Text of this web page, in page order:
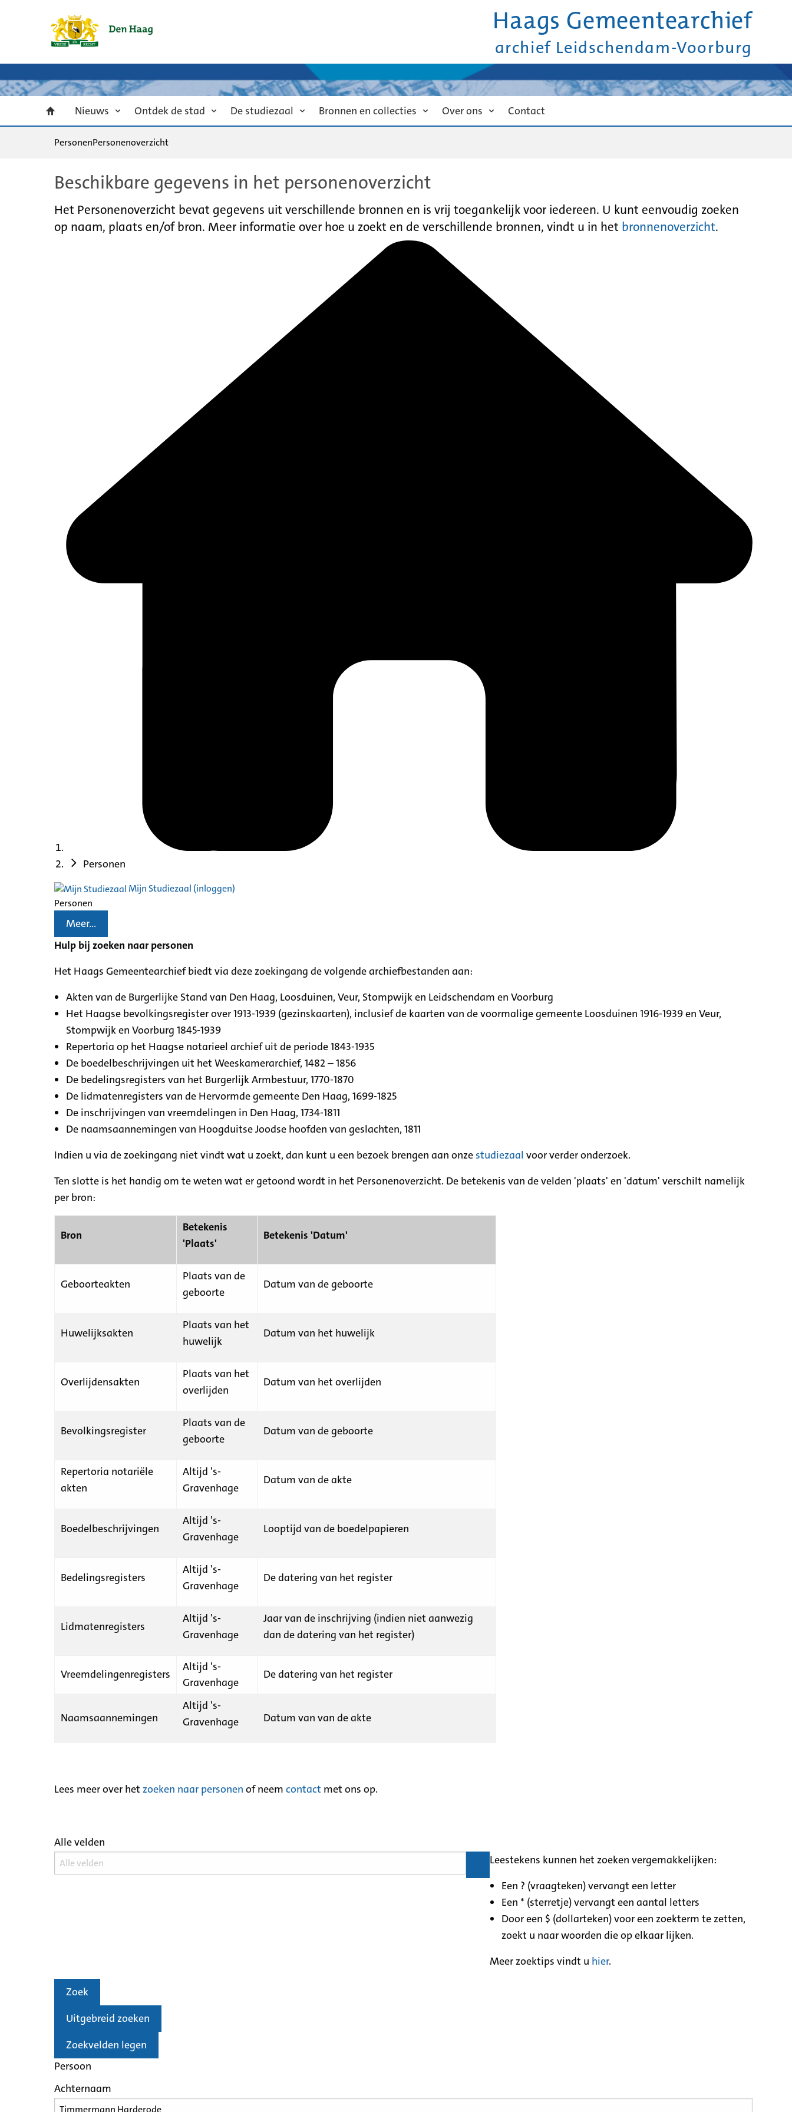
Haags Gemeentearchief
archief Leidschendam-Voorburg
Nieuws Ontdek de stad De studiezaal Bronnen en collecties Over ons Contact
PersonenPersonenoverzicht
Beschikbare gegevens in het personenoverzicht
Het Personenoverzicht bevat gegevens uit verschillende bronnen en is vrij toegankelijk voor iedereen. U kunt eenvoudig zoeken
op naam, plaats en/of bron. Meer informatie over hoe u zoekt en de verschillende bronnen, vindt u in het bronnenoverzicht.
Personen
Mijn Studiezaal (inloggen)
Personen
Meer...
Hulp bij zoeken naar personen
Het Haags Gemeentearchief biedt via deze zoekingang de volgende archiefbestanden aan:
Akten van de Burgerlijke Stand van Den Haag, Loosduinen, Veur, Stompwijk en Leidschendam en Voorburg
Het Haagse bevolkingsregister over 1913-1939 (gezinskaarten), inclusief de kaarten van de voormalige gemeente Loosduinen 1916-1939 en Veur,
Stompwijk en Voorburg 1845-1939
Repertoria op het Haagse notarieel archief uit de periode 1843-1935
De boedelbeschrijvingen uit het Weeskamerarchief, 1482 – 1856
De bedelingsregisters van het Burgerlijk Armbestuur, 1770-1870
De lidmatenregisters van de Hervormde gemeente Den Haag, 1699-1825
De inschrijvingen van vreemdelingen in Den Haag, 1734-1811
De naamsaannemingen van Hoogduitse Joodse hoofden van geslachten, 1811
Indien u via de zoekingang niet vindt wat u zoekt, dan kunt u een bezoek brengen aan onze studiezaal voor verder onderzoek.
Ten slotte is het handig om te weten wat er getoond wordt in het Personenoverzicht. De betekenis van de velden 'plaats' en 'datum' verschilt namelijk
per bron:
Bron
Betekenis
'Plaats'
Betekenis 'Datum'
Geboorteakten
Plaats van de
geboorte
Datum van de geboorte
Huwelijksakten
Plaats van het
huwelijk
Datum van het huwelijk
Overlijdensakten
Plaats van het
overlijden
Datum van het overlijden
Bevolkingsregister
Plaats van de
geboorte
Datum van de geboorte
Repertoria notariële
akten
Altijd 's-
Gravenhage
Datum van de akte
Boedelbeschrijvingen
Altijd 's-
Gravenhage
Looptijd van de boedelpapieren
Bedelingsregisters
Altijd 's-
Gravenhage
De datering van het register
Lidmatenregisters
Altijd 's-
Gravenhage
Jaar van de inschrijving (indien niet aanwezig
dan de datering van het register)
Vreemdelingenregisters
Altijd 's-
Gravenhage
De datering van het register
Naamsaannemingen
Altijd 's-
Gravenhage
Datum van van de akte
Lees meer over het zoeken naar personen of neem contact met ons op.
Alle velden
Leestekens kunnen het zoeken vergemakkelijken:
Een ? (vraagteken) vervangt een letter
Een * (sterretje) vervangt een aantal letters
Door een $ (dollarteken) voor een zoekterm te zetten,
zoekt u naar woorden die op elkaar lijken.
Meer zoektips vindt u hier.
Zoek
Uitgebreid zoeken
Zoekvelden legen
Persoon
Achternaam